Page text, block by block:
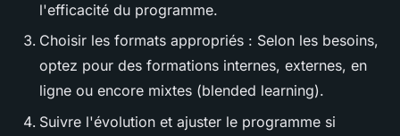
l'efficacité du programme.
Choisir les formats appropriés : Selon les besoins,
optez pour des formations internes, externes, en
ligne ou encore mixtes (blended learning).
Suivre l'évolution et ajuster le programme si